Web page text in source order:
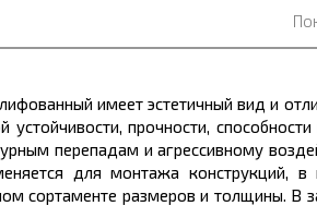
имеет эстетичный вид и
устойчивости, прочности,
перепадам и агрессивному
для монтажа конструкций,
сортаменте размерови толщины. В